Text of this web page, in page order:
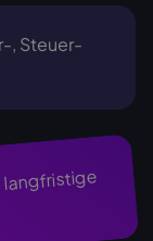
, Steuer-